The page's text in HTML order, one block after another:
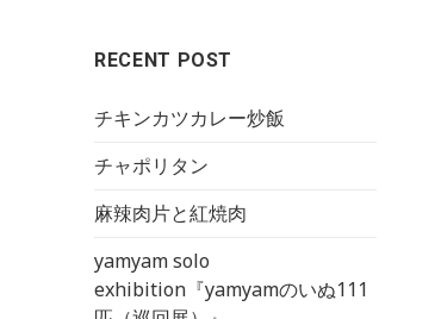
RECENT POST
チキンカツカレー炒飯
チャポリタン
麻辣肉片と紅焼肉
yamyam solo
exhibition『yamyamのいぬ111